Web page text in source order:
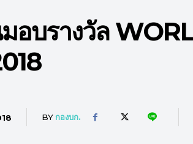
อบรางวัล
BY กองบก.